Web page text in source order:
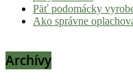
Päť podomácky
Ako správne
Archívy